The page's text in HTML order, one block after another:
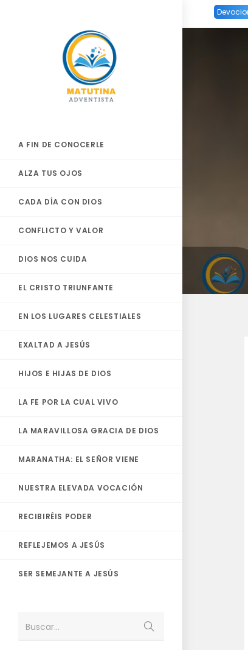
A FIN DE CONOCERLE
ALZA TUS OJOS
CADA DÍA CON DIOS
CONFLICTO Y VALOR
DIOS NOS CUIDA
EL CRISTO TRIUNFANTE
EN LOS LUGARES CELESTIALES
EXALTAD A JESÚS
HIJOS E HIJAS DE DIOS
LA FE POR LA CUAL VIVO
LA MARAVILLOSA GRACIA DE DIOS
MARANATHA: EL SEÑOR VIENE
NUESTRA ELEVADA VOCACIÓN
RECIBIRÉIS PODER
REFLEJEMOS A JESÚS
SER SEMEJANTE A JESÚS
Buscar...
la